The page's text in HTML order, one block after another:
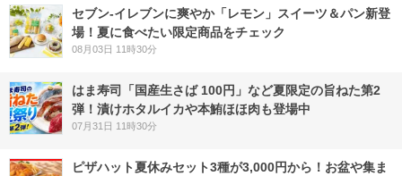
セブン‐イレブンに爽やか「レモン」スイーツ＆パン新登
場！夏に食べたい限定商品をチェック
08月03日 11時30分
はま寿司「国産生さば 100円」など夏限定の旨ねた第2
弾！漬けホタルイカや本鮪ほほ肉も登場中
07月31日 11時30分
ピザハット夏休みセット3種が3,000円から！お盆や集ま